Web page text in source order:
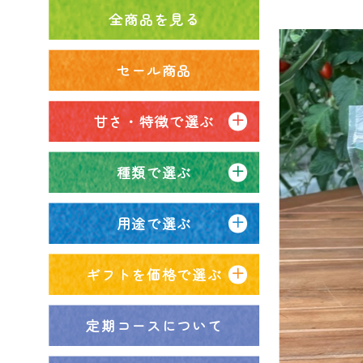
全商品を見る
セール商品
甘さ・特徴で選ぶ
種類で選ぶ
用途で選ぶ
ギフトを価格で選ぶ
定期コースについて